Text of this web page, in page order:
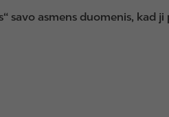
savo asmens duomenis,